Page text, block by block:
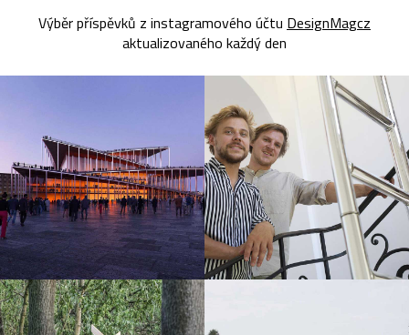
Výběr příspěvků z instagramového účtu DesignMagcz
aktualizovaného každý den